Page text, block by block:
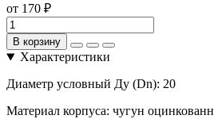
от 170 ₽
В корзину
Характеристики
Диаметр условный Ду (Dn): 20
Материал корпуса: чугун